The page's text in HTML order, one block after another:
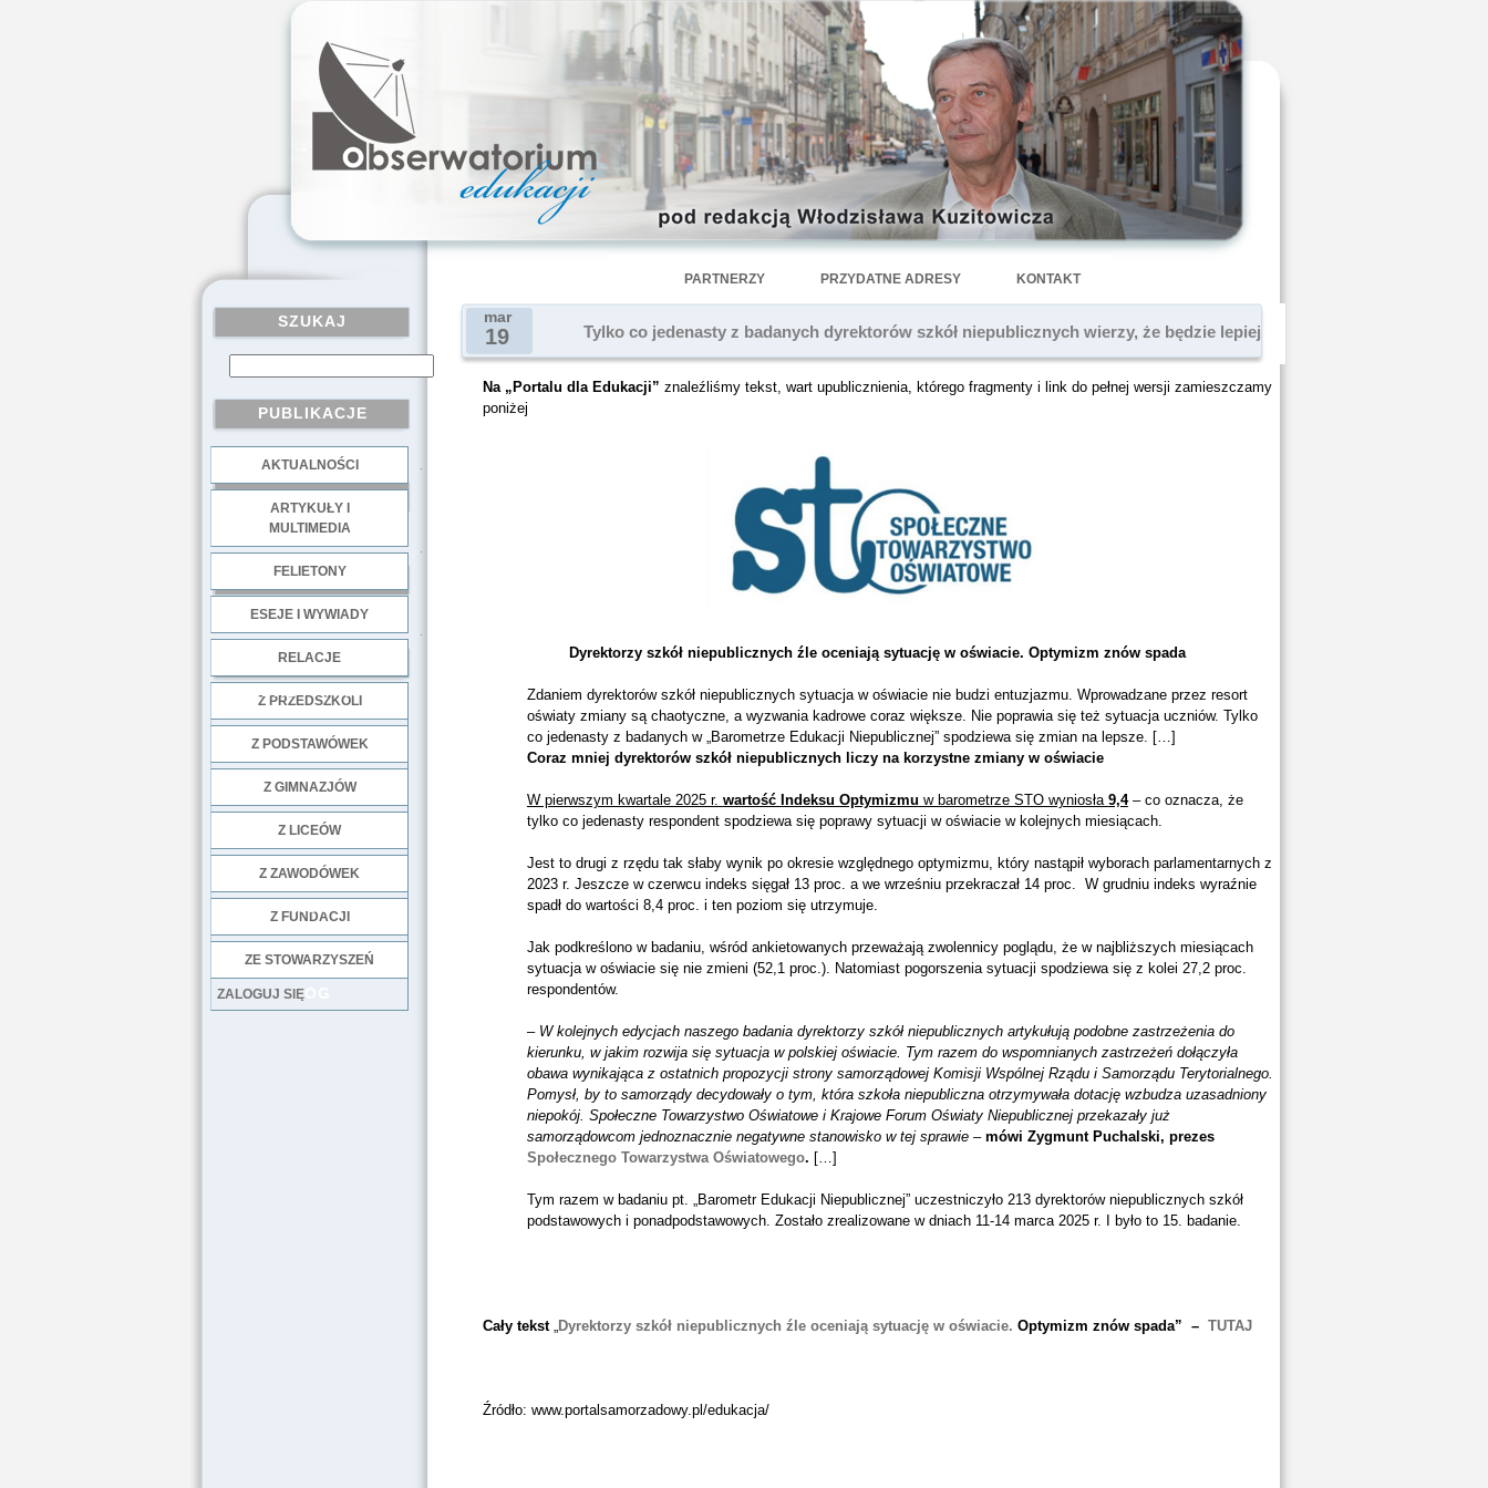
PARTNERZY PRZYDATNE ADRESY KONTAKT
SZUKAJ
PUBLIKACJE
AKTUALNOŚCI
ARTYKUŁY I
MULTIMEDIA
FELIETONY
ESEJE I WYWIADY
RELACJE
Z PRZEDSZKOLI
Z PODSTAWÓWEK
Z GIMNAZJÓW
Z LICEÓW
Z ZAWODÓWEK
Z FUNDACJI
ZE STOWARZYSZEŃ
LOG
ZALOGUJ SIĘ
mar
19 Tylko co jedenasty z badanych dyrektorów szkół niepublicznych wierzy, że będzie lepiej
Na „Portalu dla Edukacji” znaleźliśmy tekst, wart upublicznienia, którego fragmenty i link do pełnej wersji zamieszczamy
poniżej
Dyrektorzy szkół niepublicznych źle oceniają sytuację w oświacie. Optymizm znów spada
Zdaniem dyrektorów szkół niepublicznych sytuacja w oświacie nie budzi entuzjazmu. Wprowadzane przez resort
oświaty zmiany są chaotyczne, a wyzwania kadrowe coraz większe. Nie poprawia się też sytuacja uczniów. Tylko
co jedenasty z badanych w „Barometrze Edukacji Niepublicznej” spodziewa się zmian na lepsze. […]
Coraz mniej dyrektorów szkół niepublicznych liczy na korzystne zmiany w oświacie
W pierwszym kwartale 2025 r. wartość Indeksu Optymizmu w barometrze STO wyniosła 9,4– co oznacza, że
tylko co jedenasty respondent spodziewa się poprawy sytuacji w oświacie w kolejnych miesiącach.
Jest to drugi z rzędu tak słaby wynik po okresie względnego optymizmu, który nastąpił wyborach parlamentarnych z
2023 r. Jeszcze w czerwcu indeks sięgał 13 proc. a we wrześniu przekraczał 14 proc. W grudniu indeks wyraźnie
spadł do wartości 8,4 proc. i ten poziom się utrzymuje.
Jak podkreślono w badaniu, wśród ankietowanych przeważają zwolennicy poglądu, że w najbliższych miesiącach
sytuacja w oświacie się nie zmieni (52,1 proc.). Natomiast pogorszenia sytuacji spodziewa się z kolei 27,2 proc.
respondentów.
– W kolejnych edycjach naszego badania dyrektorzy szkół niepublicznych artykułują podobne zastrzeżenia do
kierunku, w jakim rozwija się sytuacja w polskiej oświacie. Tym razem do wspomnianych zastrzeżeń dołączyła
obawa wynikająca z ostatnich propozycji strony samorządowej Komisji Wspólnej Rządu i Samorządu Terytorialnego.
Pomysł, by to samorządy decydowały o tym, która szkoła niepubliczna otrzymywała dotację wzbudza uzasadniony
niepokój. Społeczne Towarzystwo Oświatowe i Krajowe Forum Oświaty Niepublicznej przekazały już
samorządowcom jednoznacznie negatywne stanowisko w tej sprawie– mówi Zygmunt Puchalski, prezes
Społecznego Towarzystwa Oświatowego. […]
Tym razem w badaniu pt. „Barometr Edukacji Niepublicznej” uczestniczyło 213 dyrektorów niepublicznych szkół
podstawowych i ponadpodstawowych. Zostało zrealizowane w dniach 11-14 marca 2025 r. I było to 15. badanie.
Cały tekst„Dyrektorzy szkół niepublicznych źle oceniają sytuację w oświacie. Optymizm znów spada” – TUTAJ
Źródło: www.portalsamorzadowy.pl/edukacja/